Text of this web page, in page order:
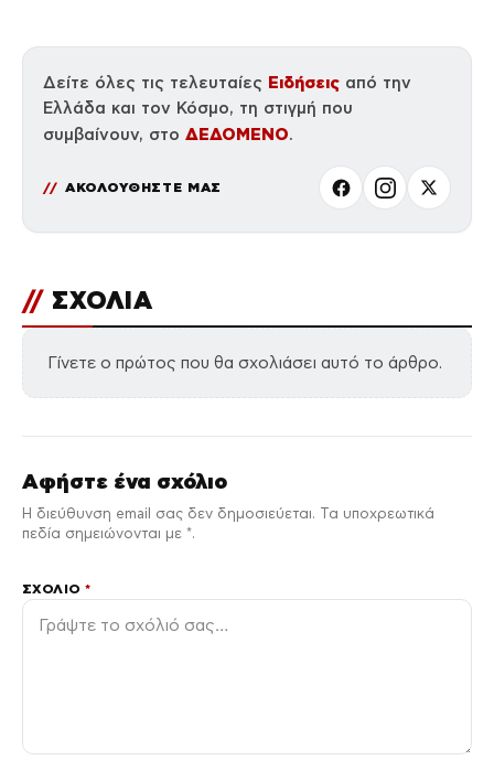
Δείτε όλες τις τελευταίες Ειδήσεις από την
Ελλάδα και τον Κόσμο, τη στιγμή που
συμβαίνουν, στο ΔΕΔΟΜΕΝΟ.
ΑΚΟΛΟΥΘΗΣΤΕ ΜΑΣ
// ΣΧΟΛΙΑ
Γίνετε ο πρώτος που θα σχολιάσει αυτό το άρθρο.
Αφήστε ένα σχόλιο
Η διεύθυνση email σας δεν δημοσιεύεται. Τα υποχρεωτικά
πεδία σημειώνονται με *.
ΣΧΌΛΙΟ*